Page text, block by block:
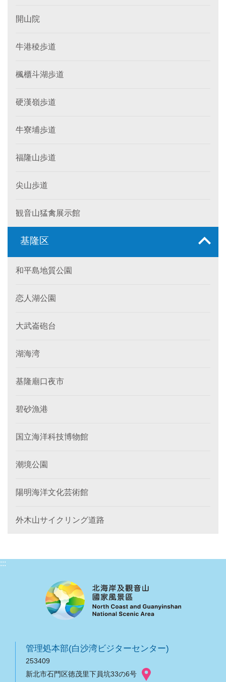
開山院
牛港稜歩道
楓櫃斗湖歩道
硬漢嶺歩道
牛寮埔歩道
福隆山歩道
尖山歩道
観音山猛禽展示館
基隆区
和平島地質公園
恋人湖公園
大武崙砲台
湖海湾
基隆廟口夜市
碧砂漁港
国立海洋科技博物館
潮境公園
陽明海洋文化芸術館
外木山サイクリング道路
:::
管理処本部(白沙湾ビジターセンター)
253409
新北市石門区徳茂里下員坑33の6号